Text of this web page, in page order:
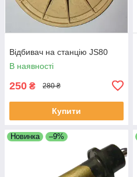
Відбивач на станцію JS80
В наявності
250 ₴ 280 ₴
Купити
Новинка –9%